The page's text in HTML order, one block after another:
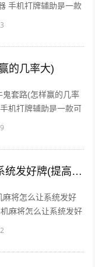
手机打牌辅助是一款
快速成为一个“必胜”
的几率大)
鬼套路(怎样赢的几率
机打牌辅助是一款可
速成为一个“必胜”的
一分钟揭秘!微乐手机麻将怎么让系统发好牌(提高胜率)
将怎么让系统发好
麻将怎么让系统发好
可以让一直输的玩